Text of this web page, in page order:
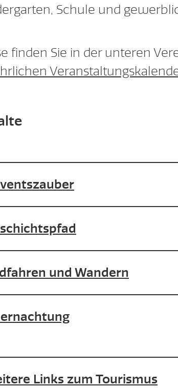
Schule und
finden Sie in der unteren
und Wandern
Links zum Tourismus